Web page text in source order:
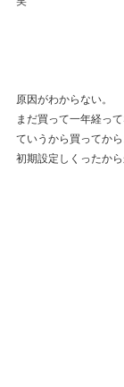
原因がわからない。
まだ買って一年経って
ていうから買ってから
初期設定しくったか